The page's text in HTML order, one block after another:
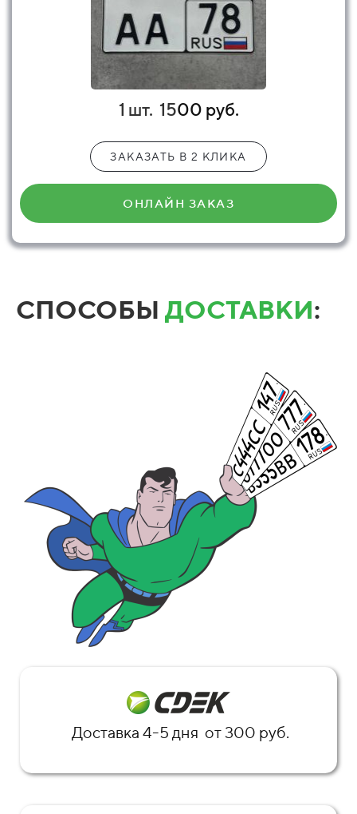
1 шт. 1500 руб.
ЗАКАЗАТЬ В 2 КЛИКА
ОНЛАЙН ЗАКАЗ
СПОСОБЫ ДОСТАВКИ:
Доставка 4-5 дня от 300 руб.